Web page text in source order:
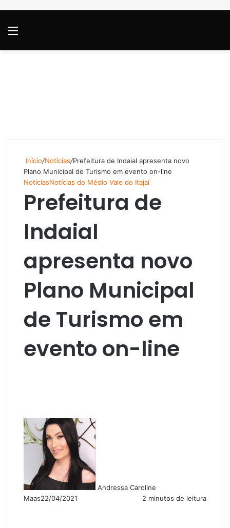
Início/Notícias/Prefeitura de Indaial apresenta novo
Plano Municipal de Turismo em evento on-line
NotíciasNotícias do Médio Vale do Itajaí
Prefeitura de
Indaial
apresenta novo
Plano Municipal
de Turismo em
evento on-line
Andressa Caroline
Maas22/04/2021 2 minutos de leitura